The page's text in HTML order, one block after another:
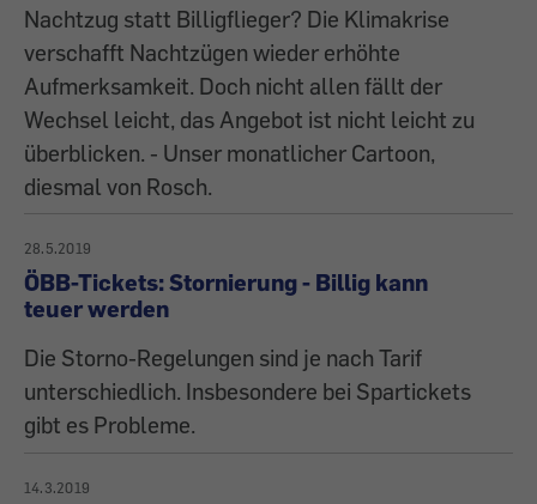
Nachtzug statt Billigflieger? Die Klimakrise
verschafft Nachtzügen wieder erhöhte
Aufmerksamkeit. Doch nicht allen fällt der
Wechsel leicht, das Angebot ist nicht leicht zu
überblicken. - Unser monatlicher Cartoon,
diesmal von Rosch.
28.5.2019
ÖBB-Tickets: Stornierung - Billig kann
teuer werden
Die Storno-Regelungen sind je nach Tarif
unterschiedlich. Insbesondere bei Spartickets
gibt es Probleme.
14.3.2019